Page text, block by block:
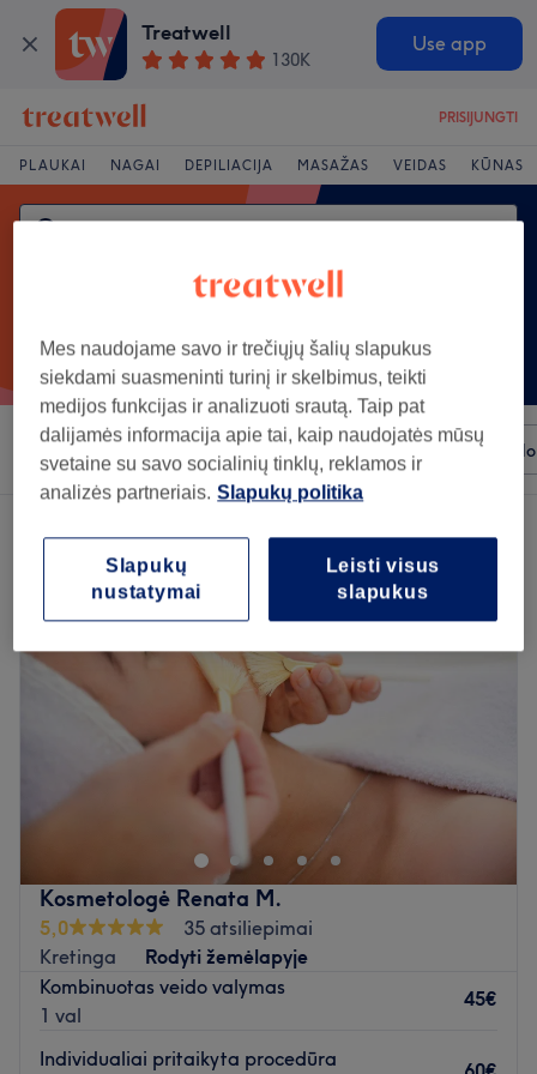
Treatwell
130K
Use app
PRISIJUNGTI
PLAUKAI NAGAI DEPILIACIJA MASAŽAS VEIDAS KŪNAS
Rūšiuoti pagal Bet kuri kaina Prekiniai ženklai
Kosmetologė Renata M.
5,0
35 atsiliepimai
Kretinga
Rodyti žemėlapyje
Kombinuotas veido valymas
1 val
45€
Individualiai pritaikyta procedūra
Mes naudojame savo ir trečiųjų šalių slapukus
siekdami suasmeninti turinį ir skelbimus, teikti
medijos funkcijas ir analizuoti srautą. Taip pat
dalijamės informacija apie tai, kaip naudojatės mūsų
svetaine su savo socialinių tinklų, reklamos ir
analizės partneriais. Slapukų politika
Leisti visus
slapukus
Slapukų
nustatymai